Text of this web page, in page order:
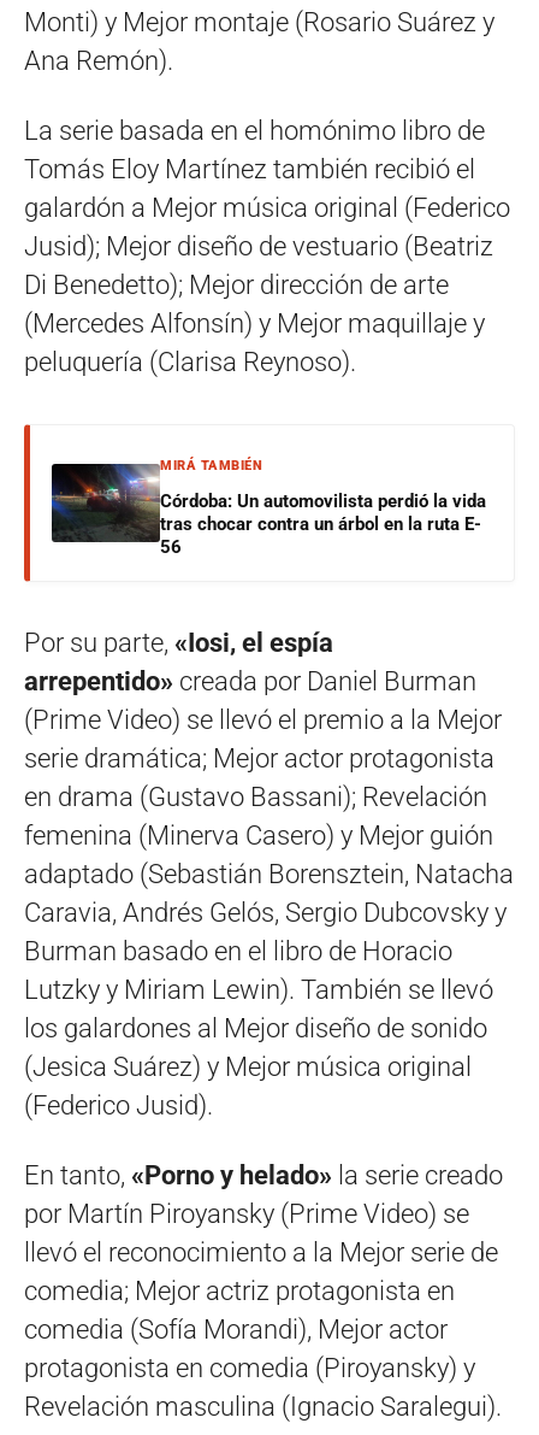
Monti) y Mejor montaje (Rosario Suárez y
Ana Remón).
La serie basada en el homónimo libro de
Tomás Eloy Martínez también recibió el
galardón a Mejor música original (Federico
Jusid); Mejor diseño de vestuario (Beatriz
Di Benedetto); Mejor dirección de arte
(Mercedes Alfonsín) y Mejor maquillaje y
peluquería (Clarisa Reynoso).
MIRÁ TAMBIÉN
Córdoba: Un automovilista perdió la vida
tras chocar contra un árbol en la ruta E-
56
Por su parte, «Iosi, el espía
arrepentido» creada por Daniel Burman
(Prime Video) se llevó el premio a la Mejor
serie dramática; Mejor actor protagonista
en drama (Gustavo Bassani); Revelación
femenina (Minerva Casero) y Mejor guión
adaptado (Sebastián Borensztein, Natacha
Caravia, Andrés Gelós, Sergio Dubcovsky y
Burman basado en el libro de Horacio
Lutzky y Miriam Lewin). También se llevó
los galardones al Mejor diseño de sonido
(Jesica Suárez) y Mejor música original
(Federico Jusid).
En tanto, «Porno y helado» la serie creado
por Martín Piroyansky (Prime Video) se
llevó el reconocimiento a la Mejor serie de
comedia; Mejor actriz protagonista en
comedia (Sofía Morandi), Mejor actor
protagonista en comedia (Piroyansky) y
Revelación masculina (Ignacio Saralegui).